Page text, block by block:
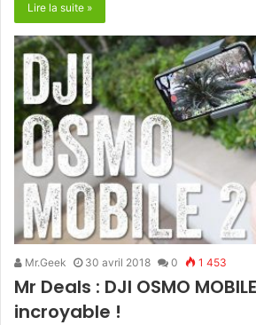
Lire la suite »
Mr.Geek 30 avril 2018 0 1 453
Mr Deals : DJI OSMO
incroyable !